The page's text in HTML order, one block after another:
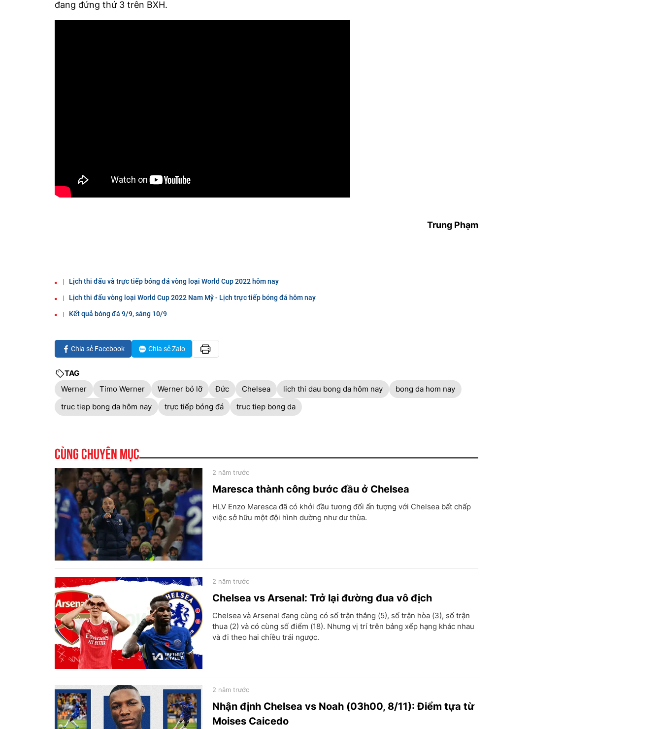
đang đứng thứ 3 trên BXH.
Trung Phạm
Lịch thi đấu và trực tiếp bóng đá vòng loại World Cup 2022 hôm nay
Lịch thi đấu vòng loại World Cup 2022 Nam Mỹ - Lịch trực tiếp bóng đá hôm nay
Kết quả bóng đá 9/9, sáng 10/9
Chia sẻ Facebook Chia sẻ Zalo
TAG
Werner
Timo Werner Werner bỏ lỡ Đức Chelsea lich thi dau bong da hôm nay
bong da hom nay
truc tiep bong da hôm nay
trực tiếp bóng đá truc tiep bong da
Cùng chuyên mục
Maresca thành công bước đầu ở Chelsea
2 năm trước
HLV Enzo Maresca đã có khởi đầu tương đối ấn tượng với Chelsea bất chấp
việc sở hữu một đội hình dường như dư thừa.
Chelsea vs Arsenal: Trở lại đường đua vô địch
2 năm trước
Chelsea và Arsenal đang cùng có số trận thắng (5), số trận hòa (3), số trận
thua (2) và có cùng số điểm (18). Nhưng vị trí trên bảng xếp hạng khác nhau
và đi theo hai chiều trái ngược.
Nhận định Chelsea vs Noah (03h00, 8/11): Điểm tựa từ
Moises Caicedo
2 năm trước